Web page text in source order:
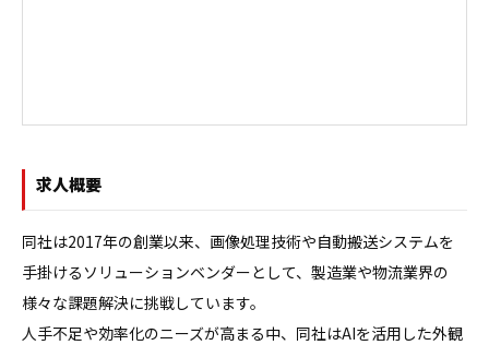
求人概要
同社は2017年の創業以来、画像処理技術や自動搬送システムを
手掛けるソリューションベンダーとして、製造業や物流業界の
様々な課題解決に挑戦しています。
人手不足や効率化のニーズが高まる中、同社はAIを活用した外観